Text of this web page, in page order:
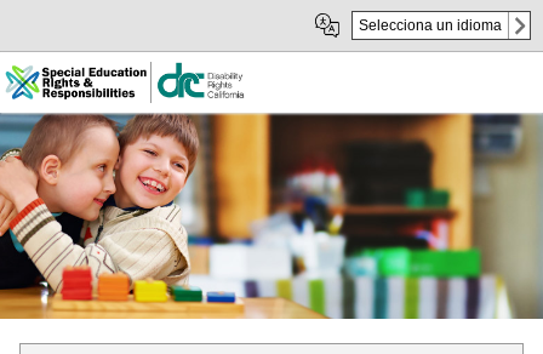
sub
navigation
content
Selecciona un idioma